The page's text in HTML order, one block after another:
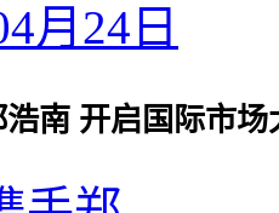
月24日
南 开启国际市场